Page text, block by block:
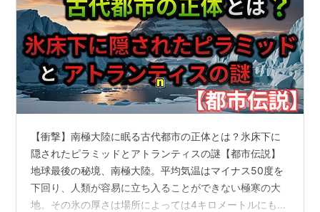
【衝撃】南極大陸に眠る古代都市の正体とは？氷床下に
隠されたピラミッドとアトランティスの謎【都市伝説】
地球最後の秘境、南極大陸。平均気温はマイナス50度を
下回り、人類が容易に立ち入ることができない極寒の大
地。その氷の厚さは場所によっては4キロメートルにも及